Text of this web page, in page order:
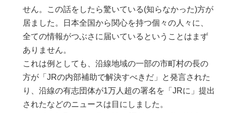
せん。この話をしたら驚いている(知らなかった)方が
居ました。日本全国から関心を持つ個々の人々に、
全ての情報がつぶさに届いているということはまず
ありません。
これは例としても、沿線地域の一部の市町村の長の
方が「JRの内部補助で解決すべきだ」と発言された
り、沿線の有志団体が1万人超の署名を「JRに」提出
されたなどのニュースは目にしました。